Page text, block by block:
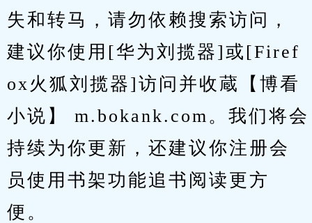
失和转马，请勿依赖搜索访问，
建议你使用[华为刘揽器]或[Firef
ox火狐刘揽器]访问并收蔵【博看
小说】 m.bokank.com。我们将会
持续为你更新，还建议你注册会
员使用书架功能追书阅读更方
便。